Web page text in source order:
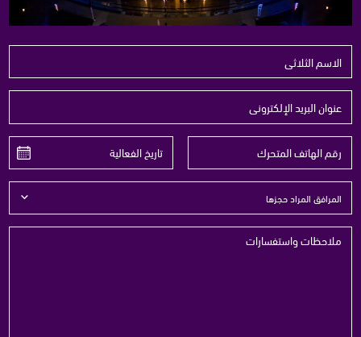
المرافق المراد حجزها